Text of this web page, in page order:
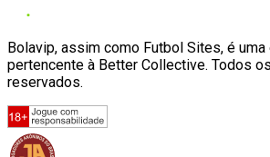
Bolavip, assim como Futbol Sites, é
pertencente à Better Collective. Todos
reservados.